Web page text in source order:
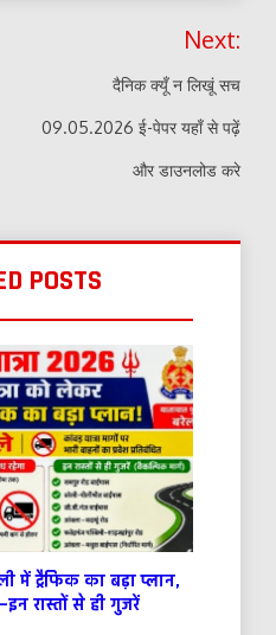
Next:
दैनिक क्यूँ न लिखूं सच
09.05.2026 ई-पेपर यहाँ से पढ़ें
और डाउनलोड करे
POSTS
में ट्रैफिक का बड़ा प्लान,
रास्तों से ही गुजरें